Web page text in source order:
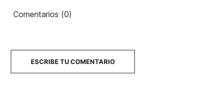
Comentarios (0)
ESCRIBE TU COMENTARIO